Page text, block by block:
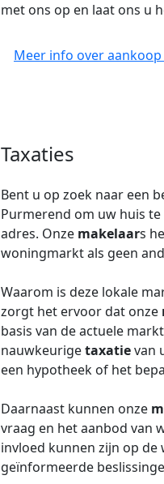
met ons op en laat ons u
Meer info over
Taxaties
Bent u op zoek naar een
Purmerend om uw huis te
adres. Onze makelaars
woningmarkt als geen
Waarom is deze lokale
zorgt het ervoor dat onze
basis van de actuele
nauwkeurigetaxatievan
een hypotheek of het
Daarnaast kunnen onze
vraag en het aanbod van
invloed kunnen zijn op
geïnformeerde